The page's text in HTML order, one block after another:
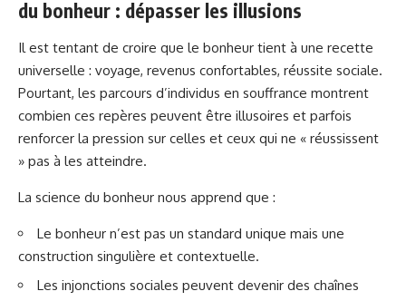
du bonheur : dépasser les illusions
Il est tentant de croire que le bonheur tient à une recette
universelle : voyage, revenus confortables, réussite sociale.
Pourtant, les parcours d’individus en souffrance montrent
combien ces repères peuvent être illusoires et parfois
renforcer la pression sur celles et ceux qui ne « réussissent
» pas à les atteindre.
La science du bonheur nous apprend que :
Le bonheur n’est pas un standard unique mais une
construction singulière et contextuelle.
Les injonctions sociales peuvent devenir des chaînes